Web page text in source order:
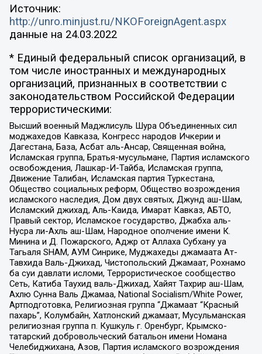
Источник:
http://unro.minjust.ru/NKOForeignAgent.aspx
данные на 24.03.2022
* Единый федеральный список организаций, в
том числе иностранных и международных
организаций, признанных в соответствии с
законодательством Российской Федерации
террористическими:
Высший военный Маджлисуль Шура Объединенных сил
моджахедов Кавказа, Конгресс народов Ичкерии и
Дагестана, База, Асбат аль-Ансар, Священная война,
Исламская группа, Братья-мусульмане, Партия исламского
освобождения, Лашкар-И-Тайба, Исламская группа,
Движение Талибан, Исламская партия Туркестана,
Общество социальных реформ, Общество возрождения
исламского наследия, Дом двух святых, Джунд аш-Шам,
Исламский джихад, Аль-Каида, Имарат Кавказ, АБТО,
Правый сектор, Исламское государство, Джабха аль-
Нусра ли-Ахль аш-Шам, Народное ополчение имени К.
Минина и Д. Пожарского, Аджр от Аллаха Субхану уа
Тагьаля SHAM, АУМ Синрике, Муджахеды джамаата Ат-
Тавхида Валь-Джихад, Чистопольский Джамаат, Рохнамо
ба суи давлати исломи, Террористическое сообщество
Сеть, Катиба Таухид валь-Джихад, Хайят Тахрир аш-Шам,
Ахлю Сунна Валь Джамаа, National Socialism/White Power,
Артподготовка, Религиозная группа “Джамаат “Красный
пахарь”, Колумбайн, Хатлонский джамаат, Мусульманская
религиозная группа п. Кушкуль г. Оренбург, Крымско-
татарский добровольческий батальон имени Номана
Челебиджихана, Азов, Партия исламского возрождения